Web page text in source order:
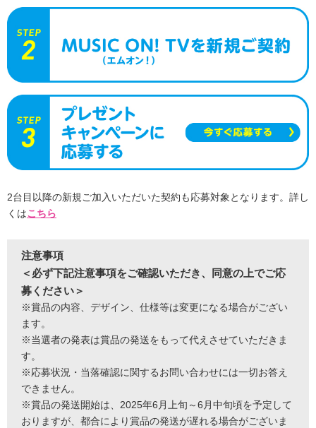
2台目以降の新規ご加入いただいた契約も応募対象となります。詳し
くはこちら
注意事項
＜必ず下記注意事項をご確認いただき、同意の上でご応
募ください＞
※賞品の内容、デザイン、仕様等は変更になる場合がござい
ます。
※当選者の発表は賞品の発送をもって代えさせていただきま
す。
※応募状況・当落確認に関するお問い合わせには一切お答え
できません。
※賞品の発送開始は、2025年6月上旬～6月中旬頃を予定して
おりますが、都合により賞品の発送が遅れる場合がございま